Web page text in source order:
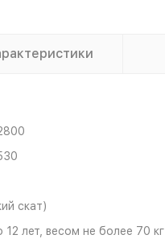
скат)
лет, весом не более 70 кг